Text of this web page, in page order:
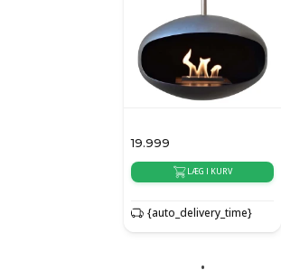
19.999
LÆG I KURV
{auto_delivery_time}